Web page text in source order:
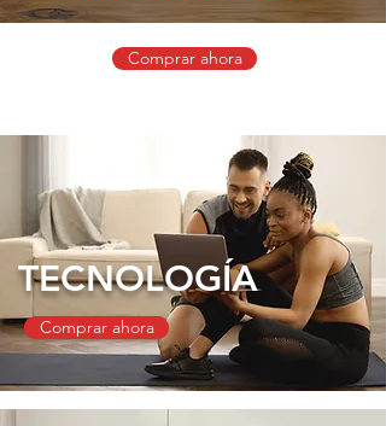
Comprar ahora
TECNOLOGÍA
Comprar ahora